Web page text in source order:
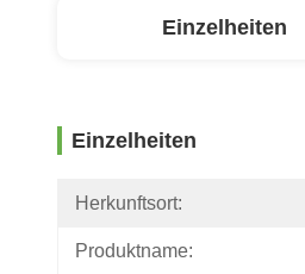
Einzelheiten
Einzelheiten
Herkunftsort:
Produktname: